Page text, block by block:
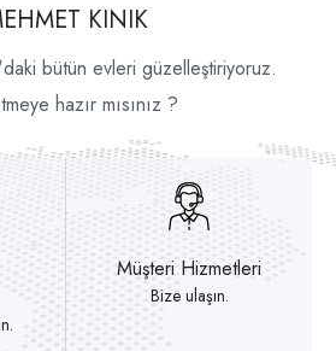
KINIK
bütün evleri güzelleştiriyoruz.
hazır mısınız ?
Müşteri Hizmetleri
Bize ulaşın.